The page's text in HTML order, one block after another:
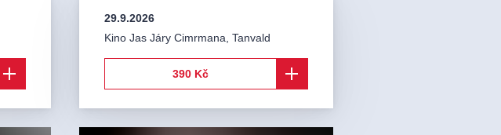
29.9.2026
Kino Jas Járy Cimrmana, Tanvald
390 Kč